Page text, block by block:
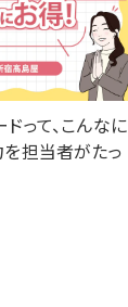
って、こんなに
を担当者がたっ